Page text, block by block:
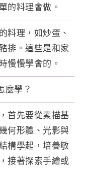
的料理會做。
料理，如炒蛋、
排。這些是和家
慢慢學會的。
麼學？
首先要從素描基
何形體、光影與
構學起，培養敏
接著探索手繪或